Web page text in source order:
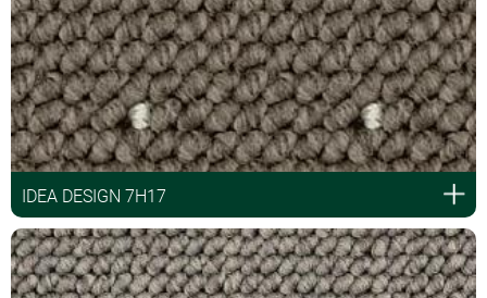
IDEA DESIGN 7H17